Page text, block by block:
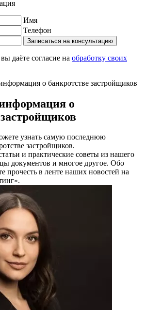
Имя
Телефон
Записаться на консультацию
даёте согласие на обработку своих
о банкротстве застройщиков
о
узнать самую последнюю
застройщиков.
и практические советы из нашего
документов и многое другое. Обо
прочесть в ленте наших новостей на